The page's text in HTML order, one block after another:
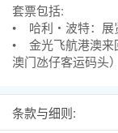
套票包括:
• 哈利‧波特：展
• 金光飞航港澳来
澳门氹仔客运码头）
条款与细则: